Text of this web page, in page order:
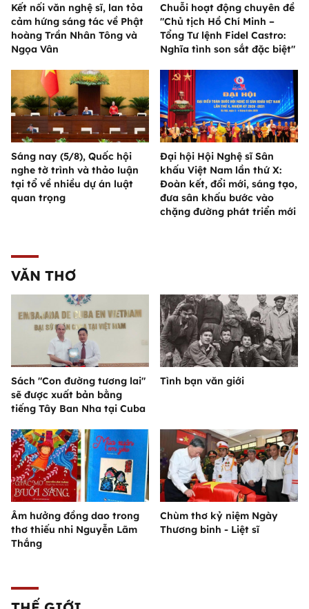
Kết nối văn nghệ sĩ, lan tỏa
cảm hứng sáng tác về Phật
hoàng Trần Nhân Tông và
Ngọa Vân
Chuỗi hoạt động chuyên đề
"Chủ tịch Hồ Chí Minh –
Tổng Tư lệnh Fidel Castro:
Nghĩa tình son sắt đặc biệt"
Sáng nay (5/8), Quốc hội
nghe tờ trình và thảo luận
tại tổ về nhiều dự án luật
quan trọng
Đại hội Hội Nghệ sĩ Sân
khấu Việt Nam lần thứ X:
Đoàn kết, đổi mới, sáng tạo,
đưa sân khấu bước vào
chặng đường phát triển mới
VĂN THƠ
Sách "Con đường tương lai"
sẽ được xuất bản bằng
tiếng Tây Ban Nha tại Cuba
Tình bạn văn giới
Âm hưởng đồng dao trong
thơ thiếu nhi Nguyễn Lãm
Thắng
Chùm thơ kỷ niệm Ngày
Thương binh - Liệt sĩ